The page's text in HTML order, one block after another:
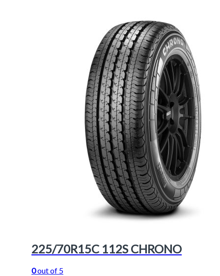
225/70R15C 112S CHRONO
0out of 5